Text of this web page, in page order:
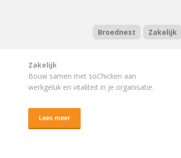
Broednest Zakelijk
Zakelijk
Bouw samen met soChicken aan
werkgeluk en vitaliteit in je organisatie.
Lees meer